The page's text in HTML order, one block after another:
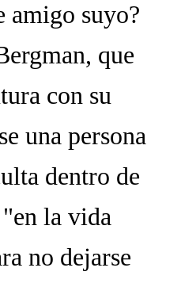
amigo suyo?
que
con su
una persona
dentro de
la vida
no dejarse